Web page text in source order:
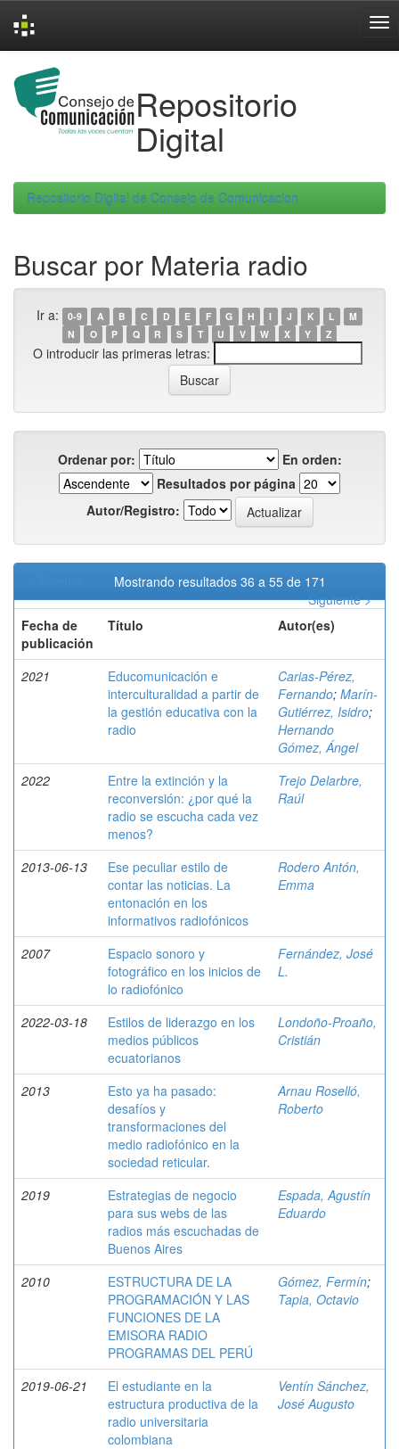
navigation
Repositorio
Digital
Repositorio Digital de Consejo de Comunicacion
Buscar por Materia radio
Ir a: 0-9 A B C D E F G H I J K L
M
N
O P Q R S T U V W X Y Z
O introducir las primeras letras:
Ordenar por:
En orden:
Resultados por página
Autor/Registro:
Mostrando resultados 36 a 55 de 171
Siguiente >
Fecha de
publicación
Título Autor(es)
2021
Educomunicación e
interculturalidad a partir de
la gestión educativa con la
radio
Carias-Pérez,
Fernando; Marín-
Gutiérrez, Isidro;
Hernando
Gómez, Ángel
2022
Entre la extinción y la
reconversión: ¿por qué la
radio se escucha cada vez
menos?
Trejo Delarbre,
Raúl
2013-06-13
Ese peculiar estilo de
contar las noticias. La
entonación en los
informativos radiofónicos
Rodero Antón,
Emma
2007
Espacio sonoro y
fotográfico en los inicios de
lo radiofónico
Fernández, José
L.
2022-03-18
Estilos de liderazgo en los
medios públicos
ecuatorianos
Londoño-Proaño,
Cristián
2013
Esto ya ha pasado:
desafíos y
transformaciones del
medio radiofónico en la
sociedad reticular.
Arnau Roselló,
Roberto
2019
Estrategias de negocio
para sus webs de las
radios más escuchadas de
Buenos Aires
Espada, Agustín
Eduardo
2010
ESTRUCTURA DE LA
PROGRAMACIÓN Y LAS
FUNCIONES DE LA
EMISORA RADIO
PROGRAMAS DEL PERÚ
Gómez, Fermín;
Tapia, Octavio
2019-06-21
El estudiante en la
estructura productiva de la
radio universitaria
colombiana
Ventín Sánchez,
José Augusto